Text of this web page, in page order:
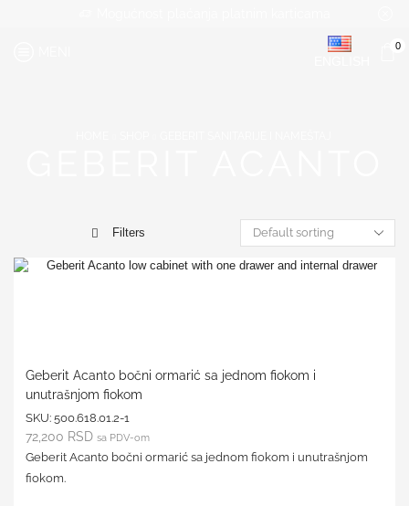
0
Filters
Geberit Acanto bočni ormarić sa jednom fiokom i
unutrašnjom fiokom
SKU: 500.618.01.2-1
72,200 RSD sa PDV-om
Geberit Acanto bočni ormarić sa jednom fiokom i unutrašnjom
fiokom.